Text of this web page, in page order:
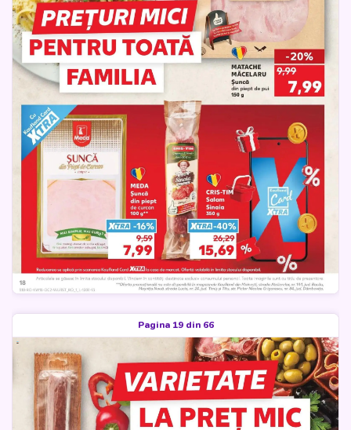
Pagina 19 din 66